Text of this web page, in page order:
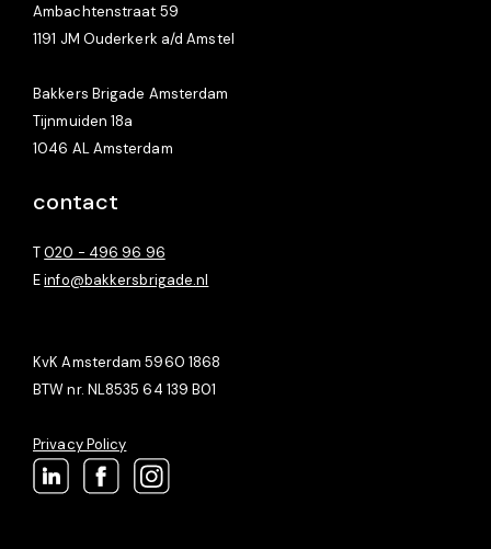
Ambachtenstraat 59
1191 JM Ouderkerk a/d Amstel
Bakkers Brigade Amsterdam
Tijnmuiden 18a
1046 AL Amsterdam
contact
T020 - 496 96 96
Einfo@bakkersbrigade.nl
KvK Amsterdam 5960 1868
BTW nr. NL8535 64 139 B01
Privacy Policy